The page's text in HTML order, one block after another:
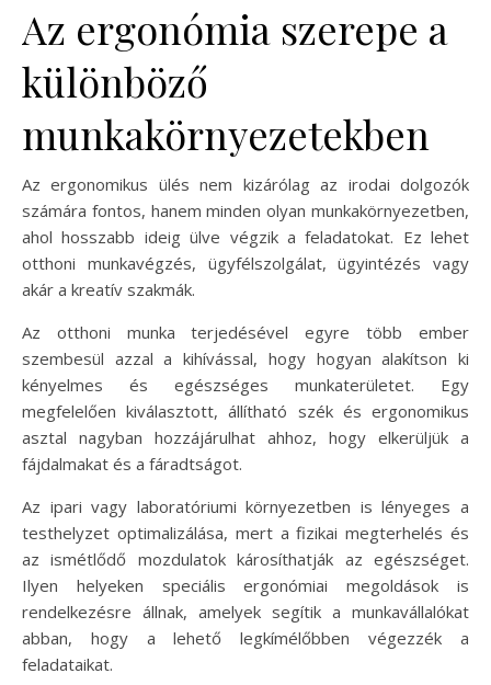
Az ergonómia szerepe a
különböző
munkakörnyezetekben
Az ergonomikus ülés nem kizárólag az irodai dolgozók
számára fontos, hanem minden olyan munkakörnyezetben,
ahol hosszabb ideig ülve végzik a feladatokat. Ez lehet
otthoni munkavégzés, ügyfélszolgálat, ügyintézés vagy
akár a kreatív szakmák.
Az otthoni munka terjedésével egyre több ember
szembesül azzal a kihívással, hogy hogyan alakítson ki
kényelmes és egészséges munkaterületet. Egy
megfelelően kiválasztott, állítható szék és ergonomikus
asztal nagyban hozzájárulhat ahhoz, hogy elkerüljük a
fájdalmakat és a fáradtságot.
Az ipari vagy laboratóriumi környezetben is lényeges a
testhelyzet optimalizálása, mert a fizikai megterhelés és
az ismétlődő mozdulatok károsíthatják az egészséget.
Ilyen helyeken speciális ergonómiai megoldások is
rendelkezésre állnak, amelyek segítik a munkavállalókat
abban, hogy a lehető legkímélőbben végezzék a
feladataikat.